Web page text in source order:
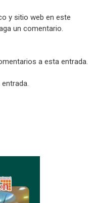
y sitio web en este
un comentario.
a esta entrada.